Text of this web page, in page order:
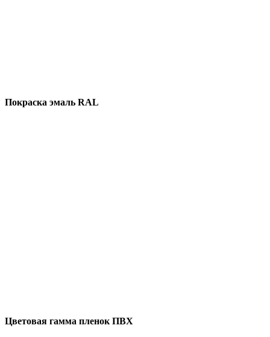
Покраска эмаль RAL
Цветовая гамма пленок ПВХ